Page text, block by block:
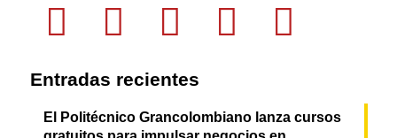
Entradas recientes
El Politécnico Grancolombiano lanza cursos